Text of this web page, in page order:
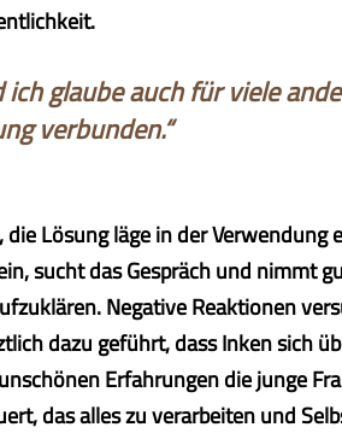
glaube auch für viele
verbunden.“
Lösung läge in der Verwendung
sucht das Gespräch und nimmt
Negative Reaktionen
dazu geführt, dass Inken sich
Erfahrungen die junge
das alles zu verarbeiten und